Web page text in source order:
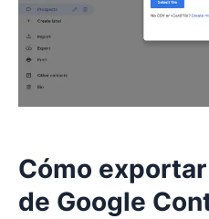
Cómo
de Google